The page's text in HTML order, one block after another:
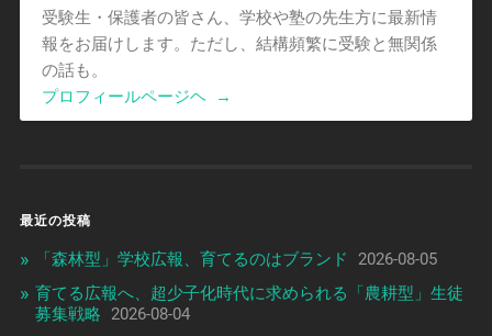
受験生・保護者の皆さん、学校や塾の先生方に最新情
報をお届けします。ただし、結構頻繁に受験と無関係
の話も。
プロフィールページヘ
→
最近の投稿
「森林型」学校広報、育てるのはブランド
2026-08-05
育てる広報へ、超少子化時代に求められる「農耕型」生徒
募集戦略
2026-08-04